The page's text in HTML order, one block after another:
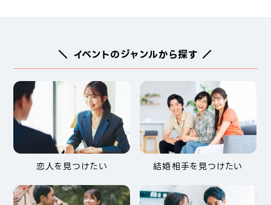
＼ イベントのジャンルから探す ／
恋人を見つけたい 結婚相手を見つけたい